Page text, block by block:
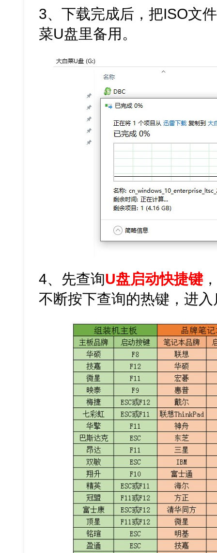
3、下载完成后，把ISO文
菜U盘里备用。
4、先查询U盘启动快捷键
不断按下查询的热键，进